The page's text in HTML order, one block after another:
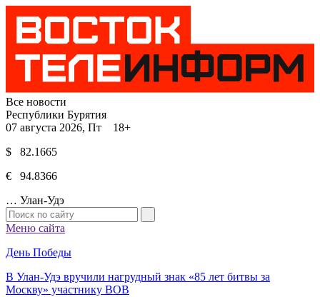
Все новости
Республики Бурятия
07 августа 2026, Пт 18+
$ 82.1665
€ 94.8366
… Улан-Удэ
Меню сайта
День Победы
В Улан-Удэ вручили нагрудный знак «85 лет битвы за
Москву» участнику ВОВ